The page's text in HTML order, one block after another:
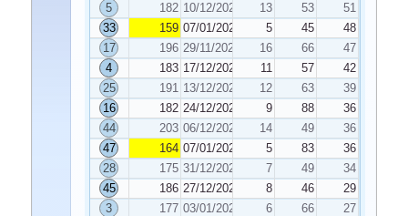
5
182 10/12/2024 13 53
51
33
159 07/01/2025 5 45
48
17
196 29/11/2024 16 66
47
4
183 17/12/2024 11 57
42
25
191 13/12/2024 12 63
39
16
182 24/12/2024 9 88
36
44
203 06/12/2024 14 49
36
47
164 07/01/2025 5 83
36
28
175 31/12/2024 7 49
34
45
186 27/12/2024 8 46
29
3
177 03/01/2025 6 66
27